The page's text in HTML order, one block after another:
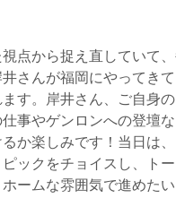
点から捉え直していて
さんが福岡にやってきて
す。岸井さん、ご自身
事やゲンロンへの登壇な
か楽しみです！当日は、
ックをチョイスし、トー
ームな雰囲気で進めたい